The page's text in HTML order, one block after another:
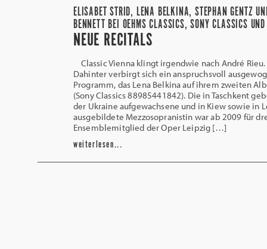
ELISABET STRID, LENA BELKINA, STEPHAN GENTZ
BENNETT BEI OEHMS CLASSICS, SONY CLASSICS
NEUE RECITALS
Classic Vienna klingt irgendwie nach André
Dahinter verbirgt sich ein anspruchsvoll
Programm, das Lena Belkina auf ihrem zweiten
(Sony Classics 88985441842). Die in Taschkent
der Ukraine aufgewachsene und in Kiew sowie in
ausgebildete Mezzosopranistin war ab 2009 für
Ensemblemitglied der Oper Leipzig […]
weiterlesen...